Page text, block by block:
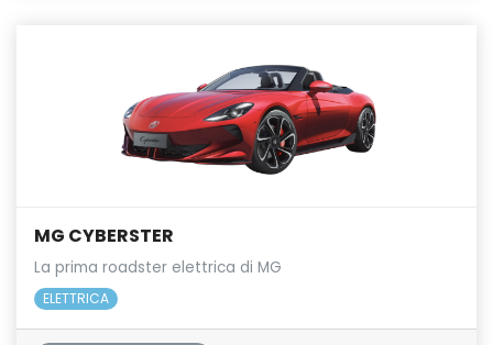
MG CYBERSTER
La prima roadster elettrica di MG
ELETTRICA